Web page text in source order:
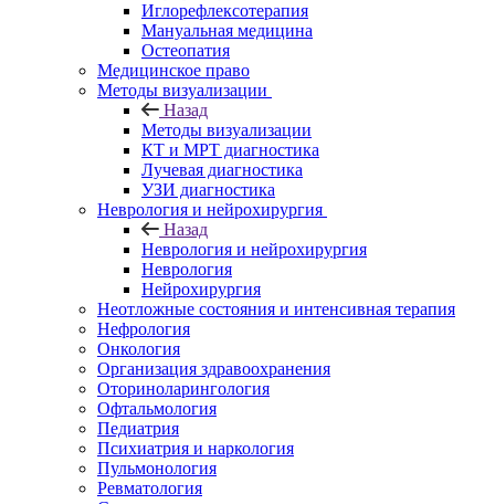
Иглорефлексотерапия
Мануальная медицина
Остеопатия
Медицинское право
Методы визуализации
Назад
Методы визуализации
КТ и МРТ диагностика
Лучевая диагностика
УЗИ диагностика
Неврология и нейрохирургия
Назад
Неврология и нейрохирургия
Неврология
Нейрохирургия
Неотложные состояния и интенсивная терапия
Нефрология
Онкология
Организация здравоохранения
Оториноларингология
Офтальмология
Педиатрия
Психиатрия и наркология
Пульмонология
Ревматология